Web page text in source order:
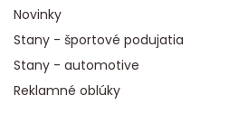
Novinky
Stany - športové podujatia
Stany - automotive
Reklamné oblúky